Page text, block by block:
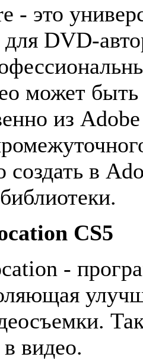
- это
DVD-
может
из
в
CS5
-
видео.